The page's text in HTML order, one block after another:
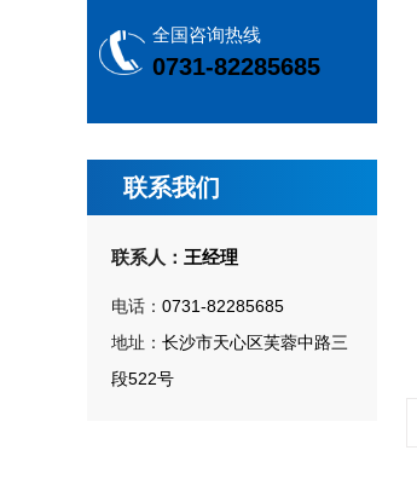
全国咨询热线
0731-82285685
联系我们
联系人： 王经理
电话： 0731-82285685
地址： 长沙市天心区芙蓉中路三
段522号